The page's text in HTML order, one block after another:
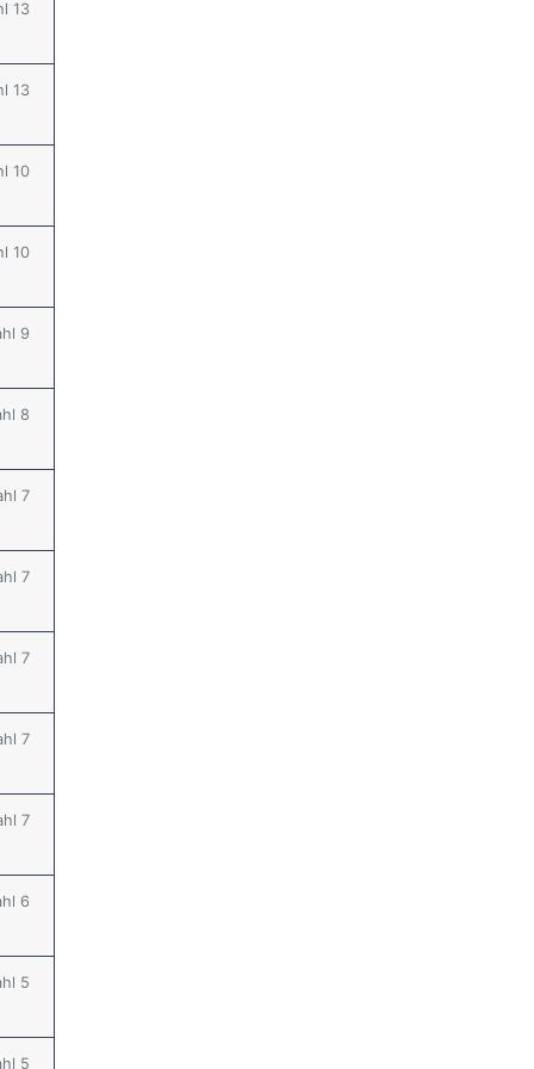
13
13
10
10
9
8
7
7
7
7
7
6
5
5